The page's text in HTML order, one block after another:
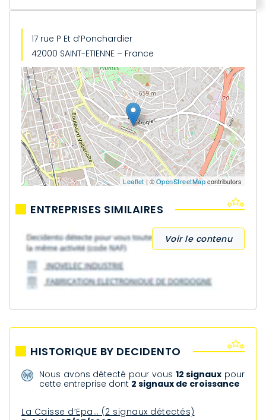
17 rue P Et d’Ponchardier
42000 SAINT-ETIENNE – France
Leaflet | ©OpenStreetMapcontributors
ENTREPRISES SIMILAIRES
Voir le contenu
HISTORIQUE BY DECIDENTO
Nous avons détecté pour vous 12 signaux pour
cette entreprise dont2 signaux de croissance
La Caisse d’Epa… (2 signaux détectés)